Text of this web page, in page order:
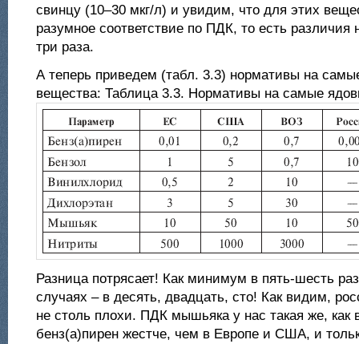
свинцу (10–30 мкг/л) и увидим, что для этих
разумное соответствие по ПДК, то есть различия
три раза.
А теперь приведем (табл. 3.3) нормативы на
вещества: Таблица 3.3. Нормативы на самые
Разница потрясает! Как минимум в пять-шесть
случаях – в десять, двадцать, сто! Как видим,
не столь плохи. ПДК мышьяка у нас такая же,
бенз(а)пирен жестче, чем в Европе и США, и